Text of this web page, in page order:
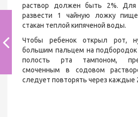
раствор должен быть 2%. Для
развести 1 чайную ложку
стакан теплой кипяченой воды.
Чтобы ребенок открыл рот,
большим пальцем на подбородок
полость рта тампоном,
смоченным в содовом
следует повторять через каждые